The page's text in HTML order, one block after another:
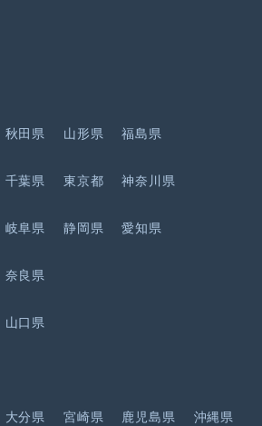
秋田県 山形県 福島県
千葉県 東京都 神奈川県
岐阜県 静岡県 愛知県
奈良県
山口県
大分県 宮崎県 鹿児島県 沖縄県